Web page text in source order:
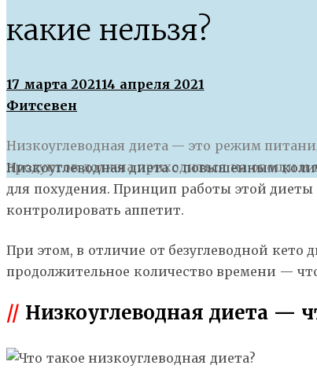
какие нельзя?
17 марта 202114 апреля 2021
Фитсевен
Низкоуглеводная диета — это режим
продуктов должна приходиться на овощи и
Низкоуглеводная диета с повышенным
для похудения. Принцип работы этой
контролировать аппетит.
При этом, в отличие от безуглеводной
продолжительное количество времени —
// Низкоуглеводная диета —